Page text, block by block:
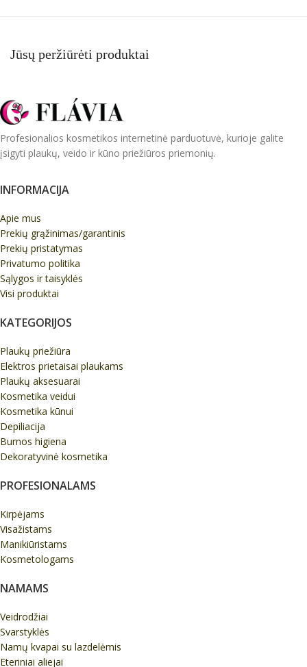
Jūsų peržiūrėti produktai
Profesionalios kosmetikos internetinė parduotuvė, kurioje galite
įsigyti plaukų, veido ir kūno priežiūros priemonių.
INFORMACIJA
Apie mus
Prekių grąžinimas/garantinis
Prekių pristatymas
Privatumo politika
Sąlygos ir taisyklės
Visi produktai
KATEGORIJOS
Plaukų priežiūra
Elektros prietaisai plaukams
Plaukų aksesuarai
Kosmetika veidui
Kosmetika kūnui
Depiliacija
Burnos higiena
Dekoratyvinė kosmetika
PROFESIONALAMS
Kirpėjams
Visažistams
Manikiūristams
Kosmetologams
NAMAMS
Veidrodžiai
Svarstyklės
Namų kvapai su lazdelėmis
Eteriniai aliejai